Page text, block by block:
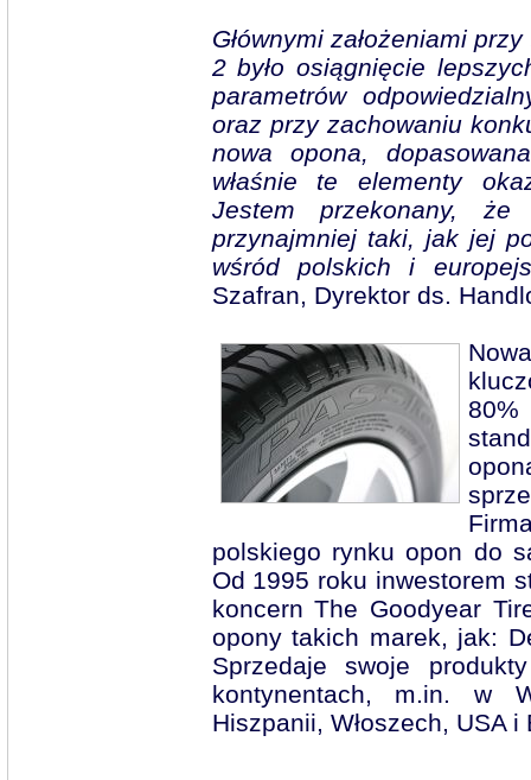
Głównymi założeniami
2 było osiągnięcie
parametrów
oraz przy zachowaniu
nowa opona,
właśnie te elementy
Jestem przekonany,
przynajmniej taki, jak jej
wśród polskich i
Szafran, Dyrektor ds.
polskiego rynku opon do
Od 1995 roku inwestorem
koncern The Goodyear
opony takich marek, jak:
Sprzedaje swoje
kontynentach, m.in. w
Hiszpanii, Włoszech, USA i